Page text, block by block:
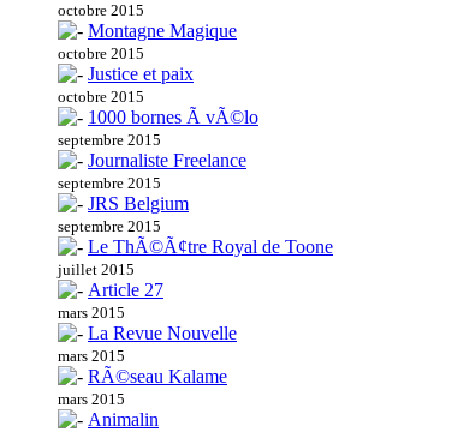
octobre 2015
Montagne Magique
octobre 2015
Justice et paix
octobre 2015
1000 bornes Ã vÃ©lo
septembre 2015
Journaliste Freelance
septembre 2015
JRS Belgium
septembre 2015
Le ThÃ©Ã¢tre Royal de Toone
juillet 2015
Article 27
mars 2015
La Revue Nouvelle
mars 2015
RÃ©seau Kalame
mars 2015
Animalin